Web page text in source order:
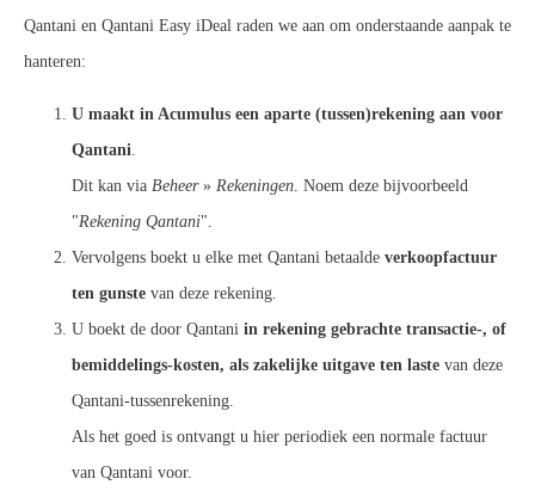
Qantani en Qantani Easy iDeal raden we aan om onderstaande aanpak te
hanteren:
U maakt in Acumulus een aparte (tussen)rekening aan voor
Qantani.
Dit kan via Beheer» Rekeningen. Noem deze bijvoorbeeld
"Rekening Qantani".
Vervolgens boekt u elke met Qantani betaalde verkoopfactuur
ten gunste van deze rekening.
U boekt de door Qantani in rekening gebrachte transactie-, of
bemiddelings-kosten, als zakelijke uitgave ten laste van deze
Qantani-tussenrekening.
Als het goed is ontvangt u hier periodiek een normale factuur
van Qantani voor.